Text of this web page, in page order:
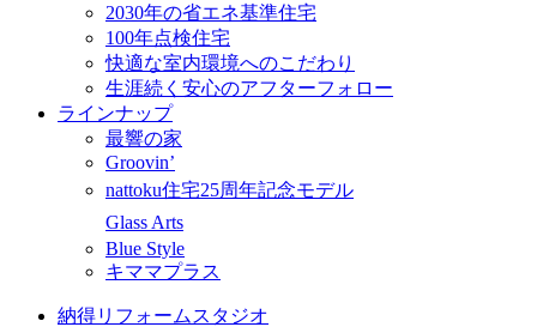
2030年の省エネ基準住宅
100年点検住宅
快適な室内環境へのこだわり
生涯続く安心のアフターフォロー
ラインナップ
最響の家
Groovin’
nattoku住宅25周年記念モデル
Glass Arts
Blue Style
キママプラス
納得リフォームスタジオ